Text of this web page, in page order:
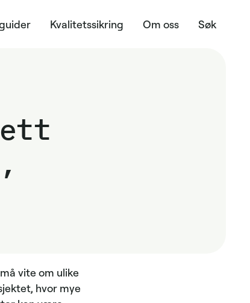
Kvalitetssikring Om oss Søk
vite om ulike
hvor mye